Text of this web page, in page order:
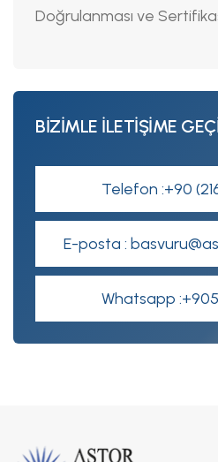
Doğrulanması ve
BİZİMLE İLETİŞİME
Telefon :+90
E-posta :
Whatsapp